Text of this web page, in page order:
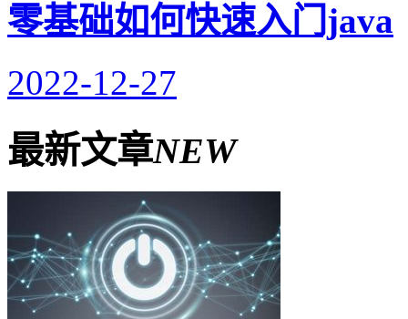
零基础如何快速入门java
2022-12-27
最新文章NEW